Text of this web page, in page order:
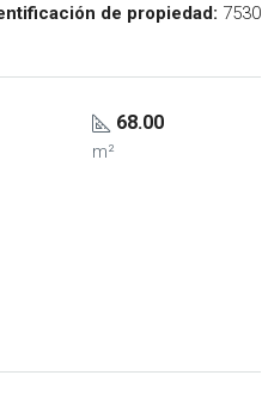
de propiedad: 7530
68.00
m²